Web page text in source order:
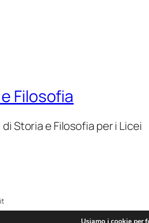
Filosofia
Storia e Filosofia per i Licei